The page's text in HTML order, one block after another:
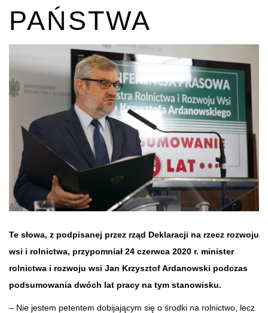
PAŃSTWA
Te słowa, z podpisanej przez rząd Deklaracji na rzecz rozwoju
wsi i rolnictwa, przypomniał 24 czerwca 2020 r. minister
rolnictwa i rozwoju wsi Jan Krzysztof Ardanowski podczas
podsumowania dwóch lat pracy na tym stanowisku.
– Nie jestem petentem dobijającym się o środki na rolnictwo, lecz